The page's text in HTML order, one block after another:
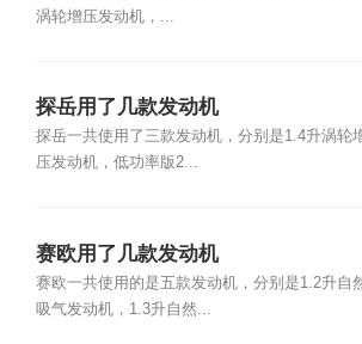
涡轮增压发动机，...
探岳用了几款发动机
探岳一共使用了三款发动机，分别是1.4升涡轮
压发动机，低功率版2...
赛欧用了几款发动机
赛欧一共使用的是五款发动机，分别是1.2升自
吸气发动机，1.3升自然...